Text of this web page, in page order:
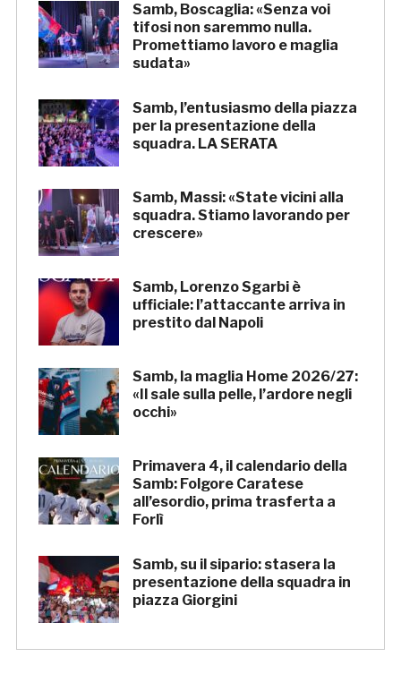
Samb, Boscaglia: «Senza voi
tifosi non saremmo nulla.
Promettiamo lavoro e maglia
sudata»
Samb, l’entusiasmo della piazza
per la presentazione della
squadra. LA SERATA
Samb, Massi: «State vicini alla
squadra. Stiamo lavorando per
crescere»
Samb, Lorenzo Sgarbi è
ufficiale: l’attaccante arriva in
prestito dal Napoli
Samb, la maglia Home 2026/27:
«Il sale sulla pelle, l’ardore negli
occhi»
Primavera 4, il calendario della
Samb: Folgore Caratese
all’esordio, prima trasferta a
Forlì
Samb, su il sipario: stasera la
presentazione della squadra in
piazza Giorgini